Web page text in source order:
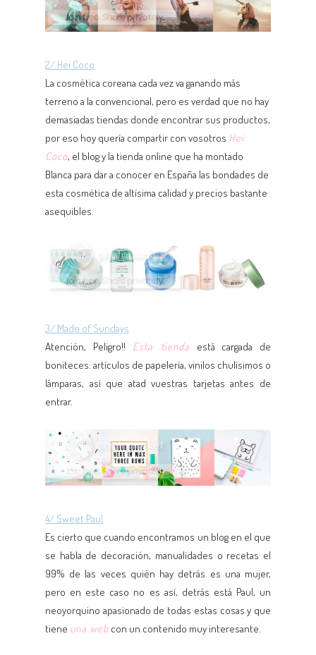
2/ Hei Coco
La cosmética coreana cada vez va ganando más
terreno a la convencional, pero es verdad que no hay
demasiadas tiendas donde encontrar sus productos,
por eso hoy quería compartir con vosotros Hei
Coco, el blog y la tienda online que ha montado
Blanca para dar a conocer en España las bondades de
esta cosmética de altísima calidad y precios bastante
asequibles.
3/ Made of Sundays
Atención, Peligro!! Esta tienda está cargada de
boniteces: artículos de papelería, vinilos chulísimos o
lámparas, así que atad vuestras tarjetas antes de
entrar.
4/ Sweet Paul
Es cierto que cuando encontramos un blog en el que
se habla de decoración, manualidades o recetas el
99% de las veces quién hay detrás es una mujer,
pero en este caso no es así, detrás está Paul, un
neoyorquino apasionado de todas estas cosas y que
tiene una web con un contenido muy interesante.